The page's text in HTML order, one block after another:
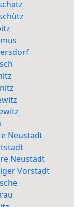
Neustadt
Neustadt
Vorstadt